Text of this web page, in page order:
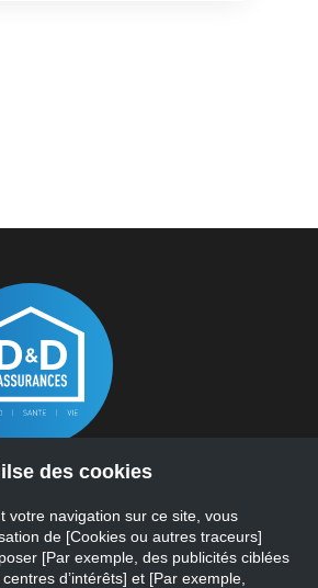
des cookies
votre navigation sur ce site, vous
de [Cookies ou autres traceurs]
[Par exemple, des publicités ciblées
d’intérêts] et [Par exemple,